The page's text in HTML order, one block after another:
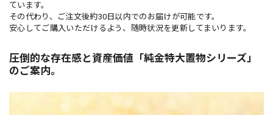
ています。
その代わり、ご注文後約30日以内でのお届けが可能です。
安心してご購入いただけるよう、随時状況を更新してまいります。
圧倒的な存在感と資産価値「純金特大置物シリーズ」
のご案内。